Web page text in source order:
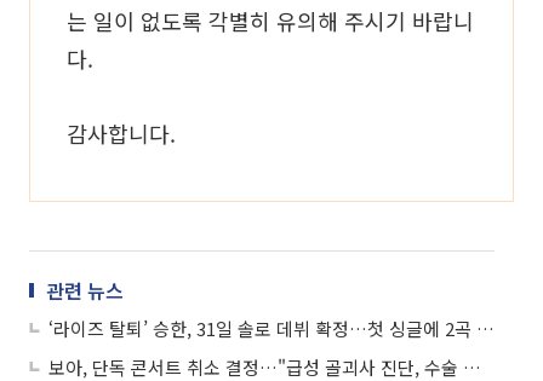
는 일이 없도록 각별히 유의해 주시기 바랍니
다.
감사합니다.
관련 뉴스
‘라이즈 탈퇴’ 승한, 31일 솔로 데뷔 확정…첫 싱글에 2곡 담는다
보아, 단독 콘서트 취소 결정…"급성 골괴사 진단, 수술 예정"